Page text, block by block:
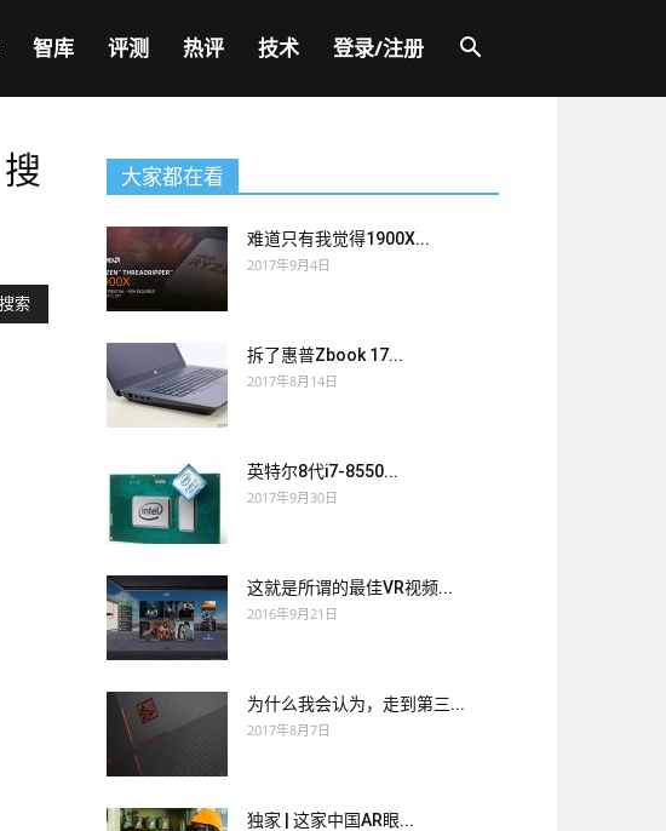
智库 评测 热评 技术 登录/注册
搜
大家都在看
难道只有我觉得1900X...
2017年9月4日
拆了惠普Zbook 17...
2017年8月14日
英特尔8代i7-8550...
2017年9月30日
这就是所谓的最佳VR视频...
2016年9月21日
为什么我会认为，走到第三...
2017年8月7日
独家 | 这家中国AR眼...